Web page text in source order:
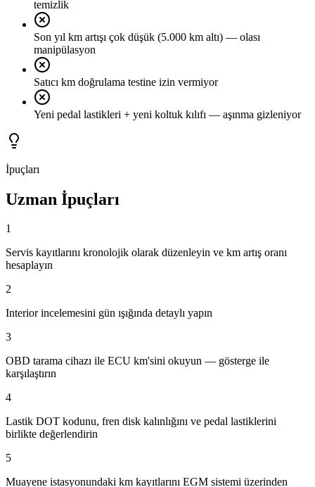
temizlik
Son yıl km artışı çok düşük (5.000 km altı) — olası
manipülasyon
Satıcı km doğrulama testine izin vermiyor
Yeni pedal lastikleri + yeni koltuk kılıfı — aşınma gizleniyor
İpuçları
Uzman İpuçları
1
Servis kayıtlarını kronolojik olarak düzenleyin ve km artış oranı
hesaplayın
2
Interior incelemesini gün ışığında detaylı yapın
3
OBD tarama cihazı ile ECU km'sini okuyun — gösterge ile
karşılaştırın
4
Lastik DOT kodunu, fren disk kalınlığını ve pedal lastiklerini
birlikte değerlendirin
5
Muayene istasyonundaki km kayıtlarını EGM sistemi üzerinden